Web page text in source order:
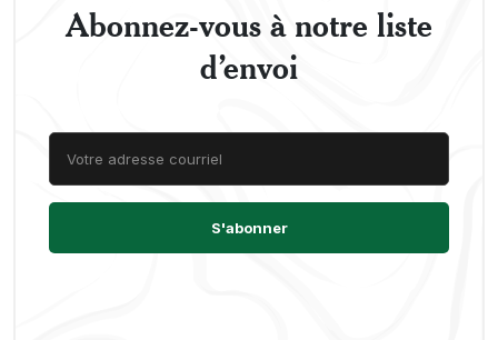
Abonnez-vous à notre liste
d’envoi